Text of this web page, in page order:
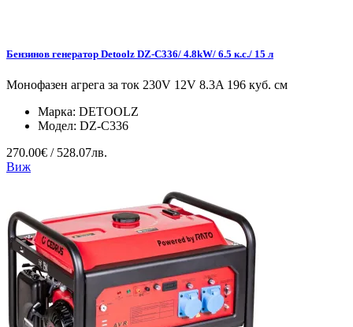
Бензинов генератор Detoolz DZ-C336/ 4.8kW/ 6.5 к.с./ 15 л
Монофазен агрега за ток 230V 12V 8.3A 196 куб. см
Марка: DETOOLZ
Модел: DZ-C336
270.00€ / 528.07лв.
Виж